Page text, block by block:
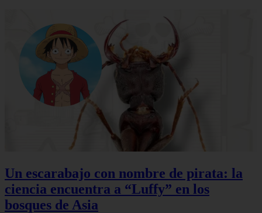
Un escarabajo con nombre de pirata: la
ciencia encuentra a “Luffy” en los
bosques de Asia